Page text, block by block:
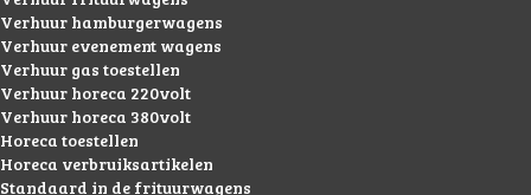
Verhuur hamburgerwagens
Verhuur evenement wagens
Verhuur gas toestellen
Verhuur horeca 220volt
Verhuur horeca 380volt
Horeca toestellen
Horeca verbruiksartikelen
Standaard in de frituurwagens